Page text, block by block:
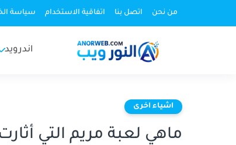
من نحن اتصل بنا اتفاقية الاستخدام سياسة
اندرويد
اشياء اخرى
ماهي لعبة مريم التي